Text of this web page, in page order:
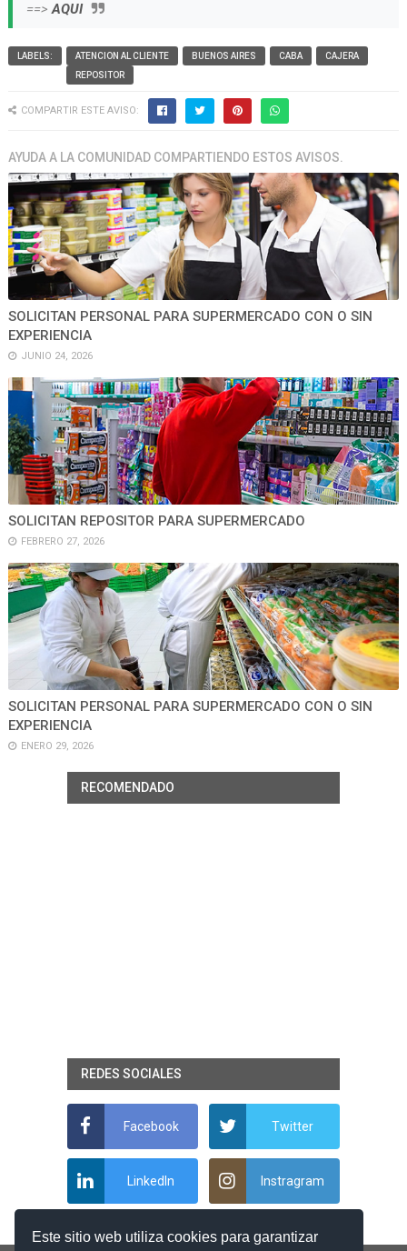
Este sitio web utiliza cookies para garantizar
==>AQUI
LABELS: ATENCION AL CLIENTE BUENOS AIRES CABA
CAJERA
REPOSITOR
COMPARTIR ESTE AVISO:
AYUDA A LA COMUNIDAD COMPARTIENDO ESTOS AVISOS.
SOLICITAN PERSONAL PARA SUPERMERCADO CON O SIN
EXPERIENCIA
JUNIO 24, 2026
SOLICITAN REPOSITOR PARA SUPERMERCADO
FEBRERO 27, 2026
SOLICITAN PERSONAL PARA SUPERMERCADO CON O SIN
EXPERIENCIA
ENERO 29, 2026
RECOMENDADO
REDES SOCIALES
Facebook Twitter
LinkedIn Instragram